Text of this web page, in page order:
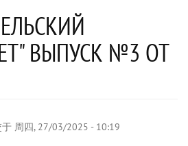
ВЫПУСК №3 ОТ
于 周四, 27/03/2025 - 10:19